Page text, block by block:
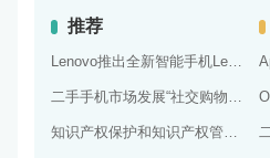
推荐
Lenovo推出全新智能手机Lenovo Legion Phone 3 Pro
二手手机市场发展“社交购物”模式，扩大市场的社会影响力和威望度
知识产权保护和知识产权管理保障二手手机市场的知识产权安全和市场稳定